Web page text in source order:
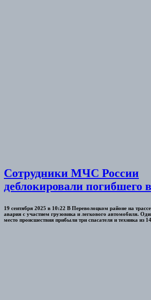
Сотрудники МЧС России
деблокировали погибшего
19 сентября 2025 в 10:22 В Переволоцком районе на
авария с участием грузовика и легкового автомобиля.
место происшествия прибыли три спасателя и техника из